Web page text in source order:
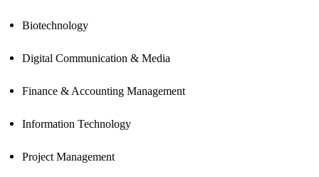
Biotechnology
Digital Communication & Media
Finance & Accounting Management
Information Technology
Project Management